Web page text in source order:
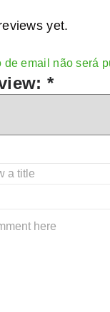
yet.
de email não será
*